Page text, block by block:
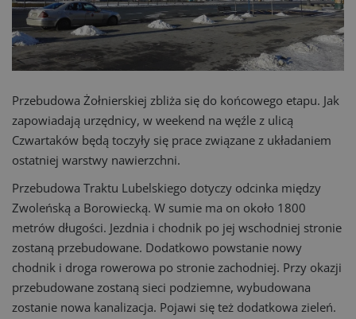
Przebudowa Żołnierskiej zbliża się do końcowego etapu. Jak
zapowiadają urzędnicy, w weekend na węźle z ulicą
Czwartaków będą toczyły się prace związane z układaniem
ostatniej warstwy nawierzchni.
Przebudowa Traktu Lubelskiego dotyczy odcinka między
Zwoleńską a Borowiecką. W sumie ma on około 1800
metrów długości. Jezdnia i chodnik po jej wschodniej stronie
zostaną przebudowane. Dodatkowo powstanie nowy
chodnik i droga rowerowa po stronie zachodniej. Przy okazji
przebudowane zostaną sieci podziemne, wybudowana
zostanie nowa kanalizacja. Pojawi się też dodatkowa zieleń.